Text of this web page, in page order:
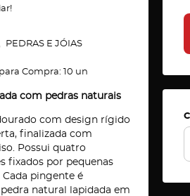
PEDRAS E JÓIAS
Compra: 10 un
com pedras naturais
com design rígido
finalizada com
Possui quatro
fixados por pequenas
pingente é
natural lapidada em